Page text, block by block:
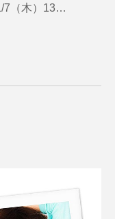
7（木）13…